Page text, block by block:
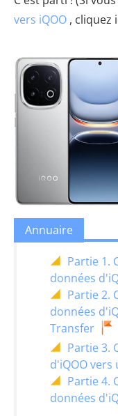
vers iQOO , cliquez
Annuaire
Partie 1.
données
Partie 2.
données
Transfer
Partie 3.
d'iQOO vers
Partie 4.
données